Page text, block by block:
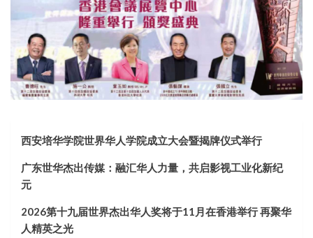
西安培华学院世界华人学院成立大会暨揭牌仪式举行
广东世华杰出传媒：融汇华人力量，共启影视工业化新纪
元
2026第十九届世界杰出华人奖将于11月在香港举行 再聚华
人精英之光